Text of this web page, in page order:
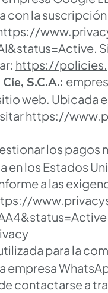
con la
https://
S.C.A.:
web. Ubicada
https://
los
en los Estados
a las
para la
empresa
contactarse a